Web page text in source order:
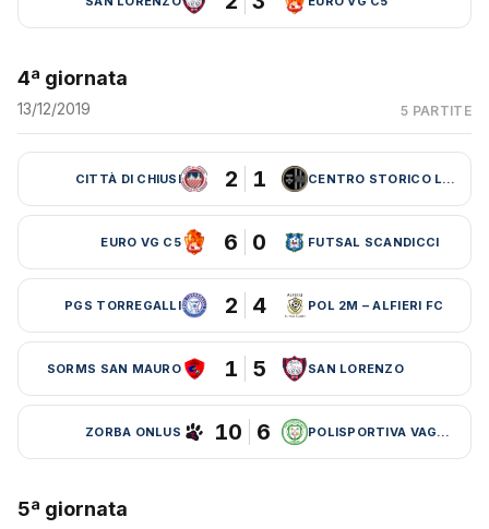
4ª giornata
13/12/2019 5 PARTITE
CITTÀ DI CHIUSI 2 1 CENTRO STORICO LEBOWSKI
EURO VG C5 6 0 FUTSAL SCANDICCI
PGS TORREGALLI 2 4 POL 2M – ALFIERI FC
SORMS SAN MAURO 1 5 SAN LORENZO
ZORBA ONLUS 10 6 POLISPORTIVA VAGLIA
5ª giornata